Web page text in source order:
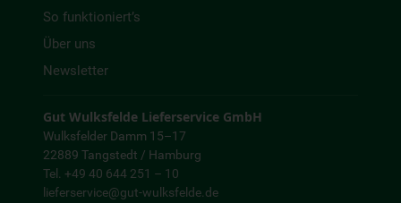
So funktioniert’s
Über uns
Newsletter
Gut Wulksfelde Lieferservice GmbH
Wulksfelder Damm 15–17
22889 Tangstedt / Hamburg
Tel. +49 40 644 251 – 10
lieferservice@gut-wulksfelde.de